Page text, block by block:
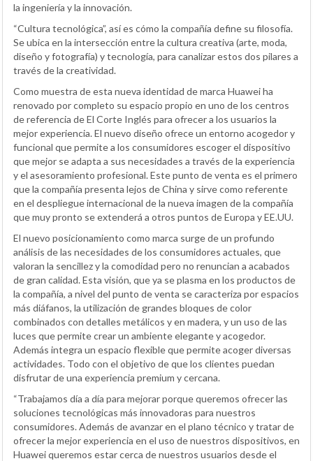
la ingeniería y la innovación.
“Cultura tecnológica”, así es cómo la compañía define su filosofía.
Se ubica en la intersección entre la cultura creativa (arte, moda,
diseño y fotografía) y tecnología, para canalizar estos dos pilares a
través de la creatividad.
Como muestra de esta nueva identidad de marca Huawei ha
renovado por completo su espacio propio en uno de los centros
de referencia de El Corte Inglés para ofrecer a los usuarios la
mejor experiencia. El nuevo diseño ofrece un entorno acogedor y
funcional que permite a los consumidores escoger el dispositivo
que mejor se adapta a sus necesidades a través de la experiencia
y el asesoramiento profesional. Este punto de venta es el primero
que la compañía presenta lejos de China y sirve como referente
en el despliegue internacional de la nueva imagen de la compañía
que muy pronto se extenderá a otros puntos de Europa y EE.UU.
El nuevo posicionamiento como marca surge de un profundo
análisis de las necesidades de los consumidores actuales, que
valoran la sencillez y la comodidad pero no renuncian a acabados
de gran calidad. Esta visión, que ya se plasma en los productos de
la compañía, a nivel del punto de venta se caracteriza por espacios
más diáfanos, la utilización de grandes bloques de color
combinados con detalles metálicos y en madera, y un uso de las
luces que permite crear un ambiente elegante y acogedor.
Además integra un espacio flexible que permite acoger diversas
actividades. Todo con el objetivo de que los clientes puedan
disfrutar de una experiencia premium y cercana.
“Trabajamos día a día para mejorar porque queremos ofrecer las
soluciones tecnológicas más innovadoras para nuestros
consumidores. Además de avanzar en el plano técnico y tratar de
ofrecer la mejor experiencia en el uso de nuestros dispositivos, en
Huawei queremos estar cerca de nuestros usuarios desde el